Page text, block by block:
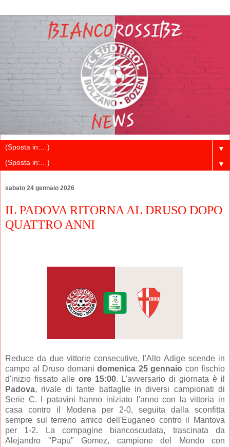
▼
▼
sabato 24 gennaio 2026
IL PADOVA RITORNA AL DRUSO DOPO
QUATTRO ANNI
Reduce da due vittorie consecutive, l'Alto Adige scende in
campo al Druso domani domenica 25 gennaio con fischio
d'inizio fissato alle ore 15:00. L'avversario di giornata è il
Padova, rivale di tante battaglie in diversi campionati di
Serie C. I patavini hanno iniziato l'anno con la vittoria in
casa contro il Modena per 2-0, seguita dalla sconfitta
sempre sul terreno amico dell'Euganeo contro il Mantova
per 1-2. La compagine biancoscudata, trascinata da
Alejandro "Papu" Gomez, campione del Mondo con